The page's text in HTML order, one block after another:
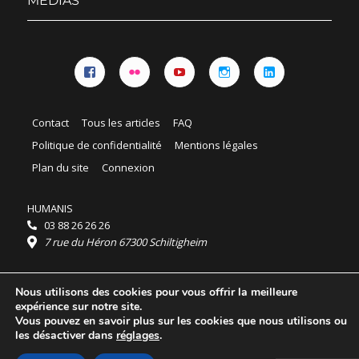
Contact Tous les articles
FAQ
Politique de confidentialité
Mentions légales
Plan du site
Connexion
HUMANIS
03 88 26 26 26
7 rue du Héron 67300 Schiltigheim
Horaires :
HUMANIS : du lundi au vendredi 9h - 18h
Ordidocaz : du lundi au vendredi 8h - 19h
© 2025 HUMANIS, tous droits réservés.
Licence Creative Commons Attribution 4.0
Nous utilisons des cookies pour vous offrir la meilleure
expérience sur notre site.
Vous pouvez en savoir plus sur les cookies que nous utilisons ou
les désactiver dans réglages.